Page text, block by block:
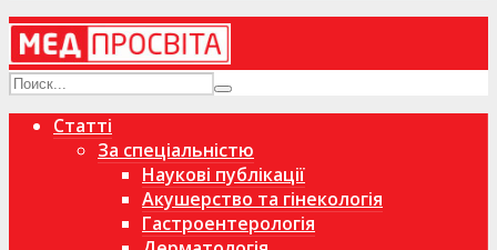
Статті
За спеціальністю
Наукові публікації
Акушерство та гінекологія
Гастроентерологія